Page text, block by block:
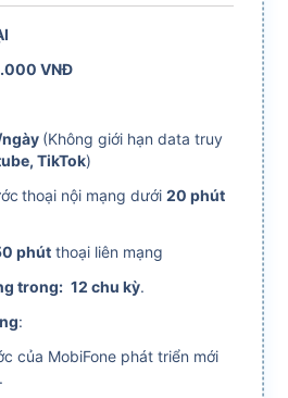
VNĐ
(Không giới hạn data truy
TikTok)
thoại nội mạng dưới 20 phút
phútthoại liên mạng
trong: 12 chu kỳ.
:
của MobiFone phát triển mới